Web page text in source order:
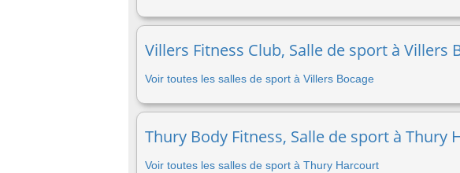
Villers Fitness Club, Salle de sport à Villers
Voir toutes les salles de sport à Villers Bocage
Thury Body Fitness, Salle de sport à Thury
Voir toutes les salles de sport à Thury Harcourt